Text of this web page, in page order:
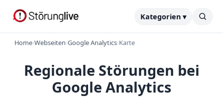
Kategorien ▾
Home›Webseiten›Google Analytics›Karte
Regionale Störungen bei
Google Analytics